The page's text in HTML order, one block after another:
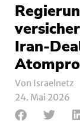
Iran-
Von Israelnetz
24. Mai 2026